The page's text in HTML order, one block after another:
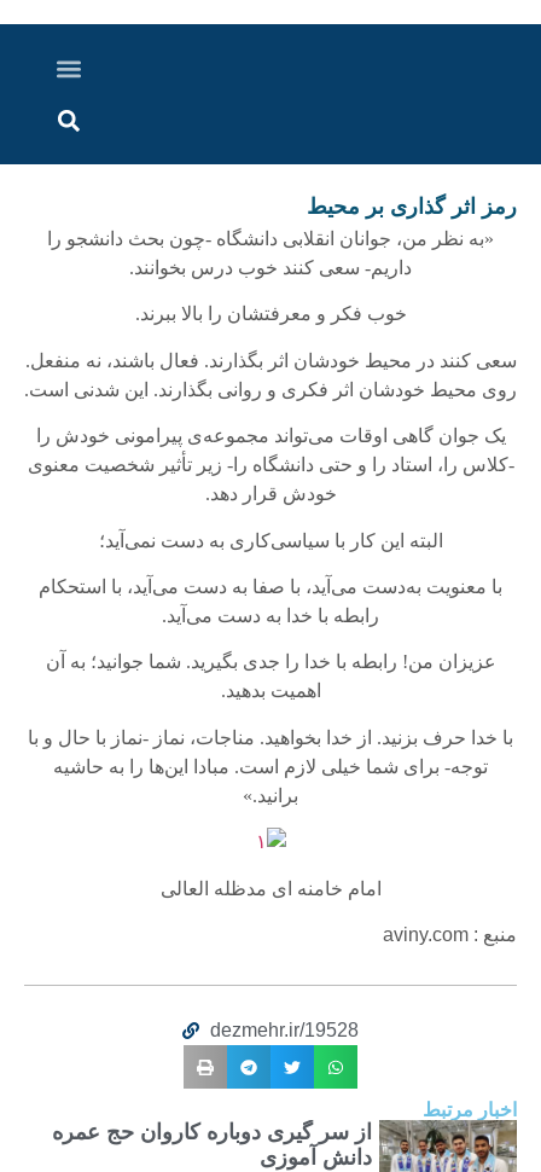
رمز اثر گذاری بر محیط
«به نظر من، جوانان انقلابى دانشگاه -چون بحث دانشجو را
داریم- سعى کنند خوب درس بخوانند.
خوب فکر و معرفتشان را بالا ببرند.
سعى کنند در محیط خودشان اثر بگذارند. فعال باشند، نه منفعل.
روى محیط خودشان اثر فکرى و روانى بگذارند. این شدنى است.
یک جوان گاهى اوقات مى‌تواند مجموعه‌ی پیرامونى خودش را
-کلاس را، استاد را و حتى دانشگاه را- زیر تأثیر شخصیت معنوى
خودش قرار دهد.
البته این کار با سیاسی‌کارى به ‌دست نمى‌آید؛
با معنویت به‌دست مى‌آید، با صفا به ‌دست مى‌آید، با استحکام
رابطه با خدا به‌ دست مى‌آید.
عزیزان من! رابطه با خدا را جدى بگیرید. شما جوانید؛ به آن
اهمیت بدهید.
با خدا حرف بزنید. از خدا بخواهید. مناجات، نماز -نماز با حال و با
توجه- براى شما خیلى لازم است. مبادا این‌ها را به حاشیه
برانید.»
امام خامنه ای مدظله العالی
منبع : aviny.com
dezmehr.ir/19528
اخبار مرتبط
از سر گیری دوباره کاروان حج عمره
دانش آموزی